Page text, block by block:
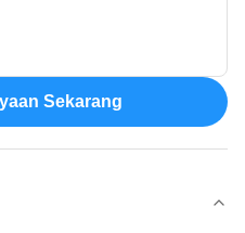
Sekarang